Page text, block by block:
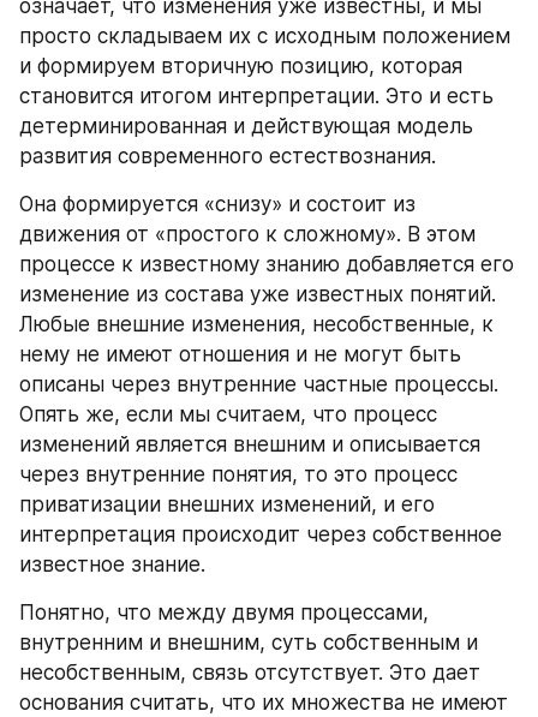
означает, что изменения уже известны, и мы
просто складываем их с исходным положением
и формируем вторичную позицию, которая
становится итогом интерпретации. Это и есть
детерминированная и действующая модель
развития современного естествознания.
Она формируется «снизу» и состоит из
движения от «простого к сложному». В этом
процессе к известному знанию добавляется его
изменение из состава уже известных понятий.
Любые внешние изменения, несобственные, к
нему не имеют отношения и не могут быть
описаны через внутренние частные процессы.
Опять же, если мы считаем, что процесс
изменений является внешним и описывается
через внутренние понятия, то это процесс
приватизации внешних изменений, и его
интерпретация происходит через собственное
известное знание.
Понятно, что между двумя процессами,
внутренним и внешним, суть собственным и
несобственным, связь отсутствует. Это дает
основания считать, что их множества не имеют